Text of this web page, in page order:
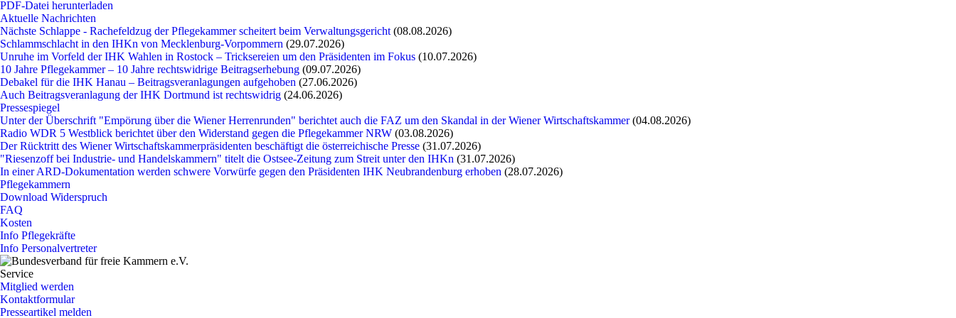
PDF-Datei herunterladen
Aktuelle Nachrichten
Nächste Schlappe - Rachefeldzug der Pflegekammer scheitert beim Verwaltungsgericht (08.08.2026)
Schlammschlacht in den IHKn von Mecklenburg-Vorpommern (29.07.2026)
Unruhe im Vorfeld der IHK Wahlen in Rostock – Tricksereien um den Präsidenten im Fokus (10.07.2026)
10 Jahre Pflegekammer – 10 Jahre rechtswidrige Beitragserhebung (09.07.2026)
Debakel für die IHK Hanau – Beitragsveranlagungen aufgehoben (27.06.2026)
Auch Beitragsveranlagung der IHK Dortmund ist rechtswidrig (24.06.2026)
Pressespiegel
Unter der Überschrift "Empörung über die Wiener Herrenrunden" berichtet auch die FAZ um den Skandal in der Wiener Wirtschaftskammer(04.08.2026)
Radio WDR 5 Westblick berichtet über den Widerstand gegen die Pflegekammer NRW (03.08.2026)
Der Rücktritt des Wiener Wirtschaftskammerpräsidenten beschäftigt die österreichische Presse (31.07.2026)
"Riesenzoff bei Industrie- und Handelskammern" titelt die Ostsee-Zeitung zum Streit unter den IHKn (31.07.2026)
In einer ARD-Dokumentation werden schwere Vorwürfe gegen den Präsidenten IHK Neubrandenburg erhoben (28.07.2026)
Pflegekammern
Download Widerspruch
FAQ
Kosten
Info Pflegekräfte
Info Personalvertreter
Service
Mitglied werden
Kontaktformular
Presseartikel melden